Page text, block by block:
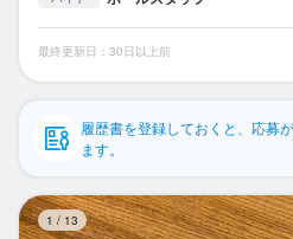
食べログ求人PRESS
プライバシーポリシー
利用規約
企業情報
最終更新日：30日以上前
履歴書を登録しておくと、応募
ます。
1 / 13